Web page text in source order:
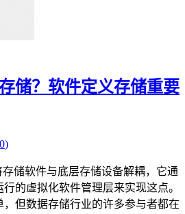
储？软件定义存储重要
0)
储软件与底层存储设备解耦，它通
的虚拟化软件管理层来实现这点。
，但数据存储行业的许多参与者都在